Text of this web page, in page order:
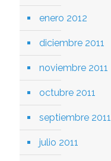
enero 2012
diciembre 2011
noviembre 2011
octubre 2011
septiembre 2011
julio 2011